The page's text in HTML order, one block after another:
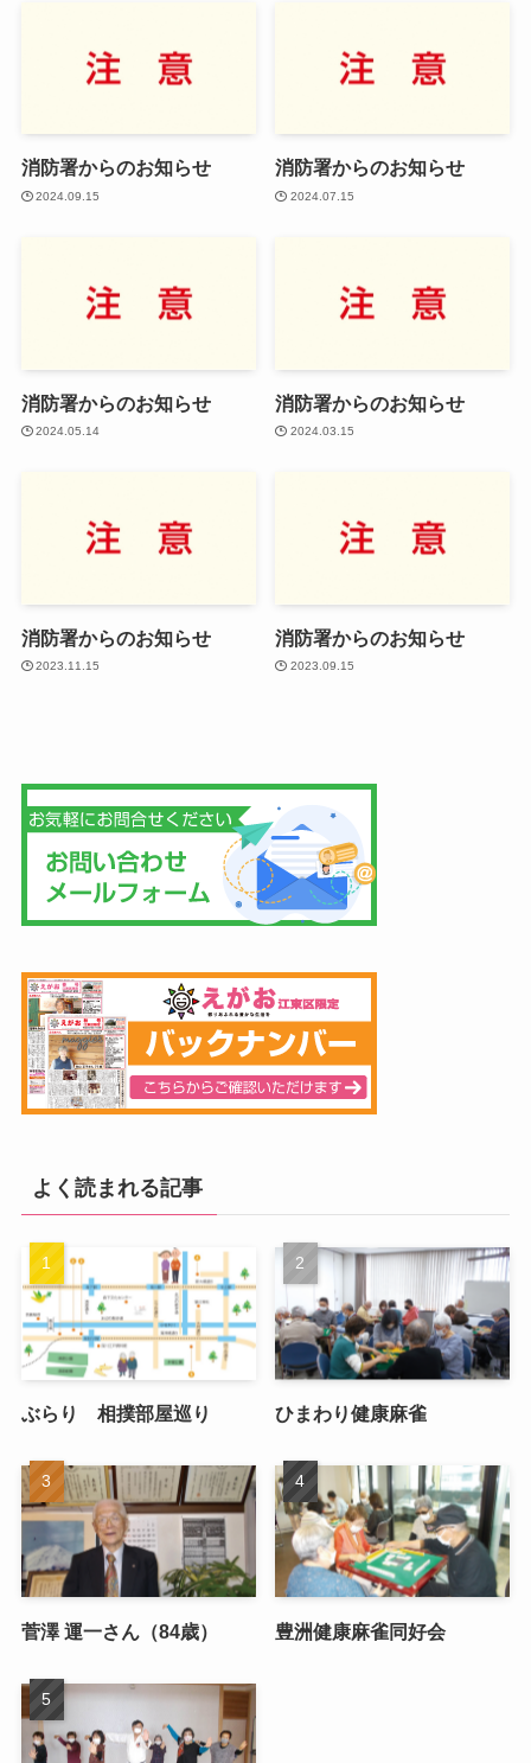
消防署からのお知らせ
2024.09.15
消防署からのお知らせ
2024.07.15
消防署からのお知らせ
2024.05.14
消防署からのお知らせ
2024.03.15
消防署からのお知らせ
2023.11.15
消防署からのお知らせ
2023.09.15
よく読まれる記事
ぶらり 相撲部屋巡り ひまわり健康麻雀
菅澤 運一さん（84歳） 豊洲健康麻雀同好会